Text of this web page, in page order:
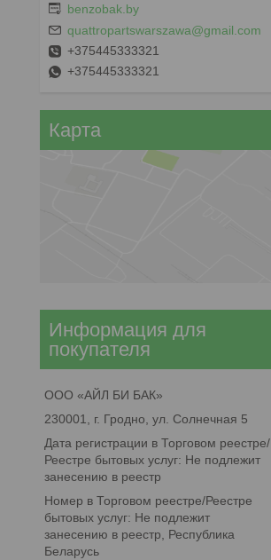
benzobak.by
quattropartswarszawa@gmail.com
+375445333321
+375445333321
Карта
Информация для
покупателя
ООО «АЙЛ БИ БАК»
230001, г. Гродно, ул. Солнечная 5
Дата регистрации в Торговом реестре/
Реестре бытовых услуг: Не подлежит
занесению в реестр
Номер в Торговом реестре/Реестре
бытовых услуг: Не подлежит
занесению в реестр, Республика
Беларусь